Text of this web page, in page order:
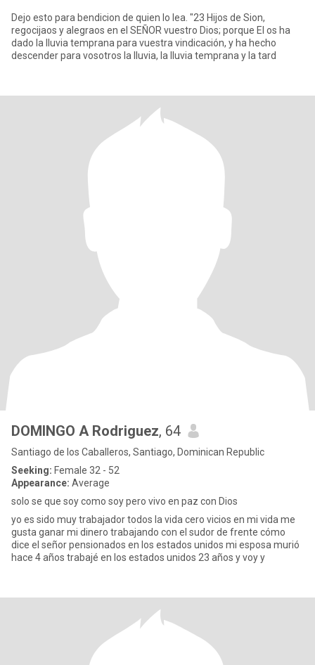
Dejo esto para bendicion de quien lo lea. "23 Hijos de Sion,
regocijaos y alegraos en el SEÑOR vuestro Dios; porque El os ha
dado la lluvia temprana para vuestra vindicación, y ha hecho
descender para vosotros la lluvia, la lluvia temprana y la tard
DOMINGO A Rodriguez, 64
Santiago de los Caballeros, Santiago, Dominican Republic
Seeking: Female 32 - 52
Appearance: Average
solo se que soy como soy pero vivo en paz con Dios
yo es sido muy trabajador todos la vida cero vicios en mi vida me
gusta ganar mi dinero trabajando con el sudor de frente cómo
dice el señor pensionados en los estados unidos mi esposa murió
hace 4 años trabajé en los estados unidos 23 años y voy y